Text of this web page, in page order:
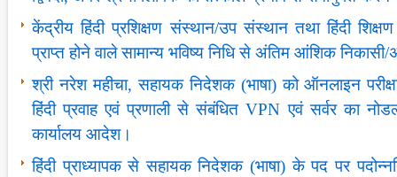
केंद्रीय हिंदी प्रशिक्षण संस्थान/उप संस्थान तथा हिंदी
प्राप्त होने वाले सामान्य भविष्य निधि से अंतिम आंशिक
श्री नरेश महीचा, सहायक निदेशक (भाषा) को ऑनलाइन
हिंदी प्रवाह एवं प्रणाली से संबंधित VPN एवं सर्वर का
कार्यालय आदेश।
हिंदी प्राध्यापक से सहायक निदेशक (भाषा) के पद पर